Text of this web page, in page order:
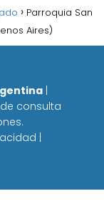
Parroquia San
Aires)
consulta